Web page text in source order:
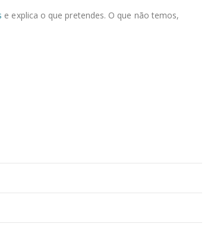
e explica o que pretendes. O que não temos,